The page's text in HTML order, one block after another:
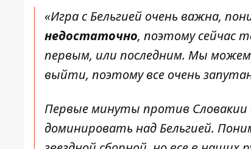
«Игра с Бельгией очень важна,
недостаточно, поэтому сейчас
первым, или последним. Мы
выйти, поэтому все очень
Первые минуты против
доминировать над Бельгией.